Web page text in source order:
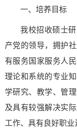
一、培养目标
我校招收硕士
产党的领导，拥护
有服务国家服务人
理论和系统的专业
学研究、教学、管
及具有较强解决实
工作、具有良好职业